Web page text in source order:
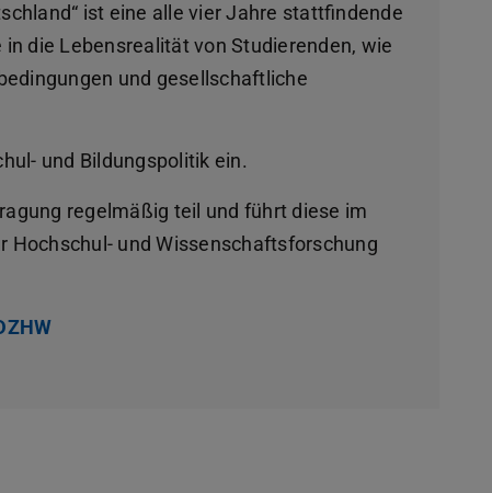
ist eine alle vier Jahre stattfindende
die Lebensrealität von Studierenden, wie
und gesellschaftliche
und Bildungspolitik ein.
regelmäßig teil und führt diese im
Hochschul- und Wissenschaftsforschung